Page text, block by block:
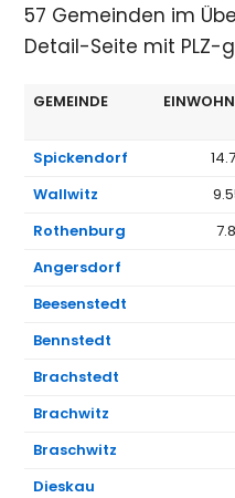
57 Gemeinden im
Detail-Seite mit PLZ-
GEMEINDE
Spickendorf
Wallwitz
Rothenburg
Angersdorf
Beesenstedt
Bennstedt
Brachstedt
Brachwitz
Braschwitz
Dieskau